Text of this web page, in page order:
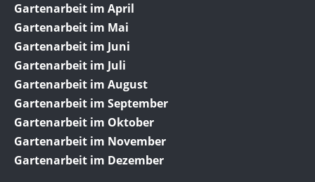
Gartenarbeit im April
Gartenarbeit im Mai
Gartenarbeit im Juni
Gartenarbeit im Juli
Gartenarbeit im August
Gartenarbeit im September
Gartenarbeit im Oktober
Gartenarbeit im November
Gartenarbeit im Dezember